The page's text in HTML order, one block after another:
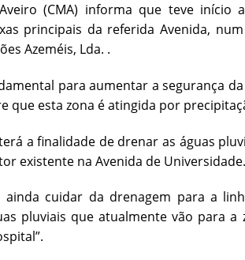
(CMA) informa que teve
principais da referida Avenida,
Azeméis, Lda. .
para aumentar a segurança
que esta zona é atingida por
a finalidade de drenar as águas
existente na Avenida de Universidade.
cuidar da drenagem para a
pluviais que atualmente vão para